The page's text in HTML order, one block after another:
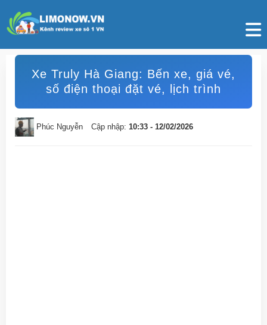
Xe Truly Hà Giang: Bến xe, giá vé,
số điện thoại đặt vé, lịch trình
Phúc Nguyễn Cập nhập: 10:33 - 12/02/2026